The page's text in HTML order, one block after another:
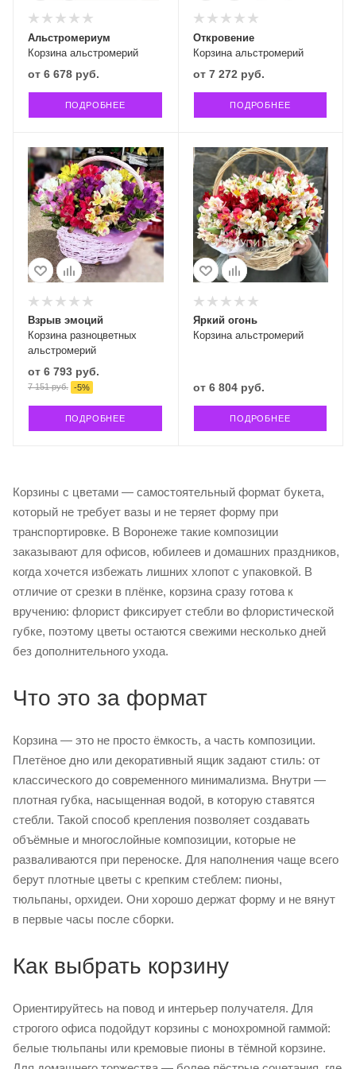
Корзина альстромерий
Альстромериум
от 6 678 руб.
ПОДРОБНЕЕ
Корзина альстромерий
Откровение
от 7 272 руб.
ПОДРОБНЕЕ
Корзина разноцветных
альстромерий
Взрыв эмоций
от 6 793 руб.
7 151 руб. -5%
ПОДРОБНЕЕ
Корзина альстромерий
Яркий огонь
от 6 804 руб.
ПОДРОБНЕЕ
Корзины с цветами — самостоятельный формат букета,
который не требует вазы и не теряет форму при
транспортировке. В Воронеже такие композиции
заказывают для офисов, юбилеев и домашних праздников,
когда хочется избежать лишних хлопот с упаковкой. В
отличие от срезки в плёнке, корзина сразу готова к
вручению: флорист фиксирует стебли во флористической
губке, поэтому цветы остаются свежими несколько дней
без дополнительного ухода.
Что это за формат
Корзина — это не просто ёмкость, а часть композиции.
Плетёное дно или декоративный ящик задают стиль: от
классического до современного минимализма. Внутри —
плотная губка, насыщенная водой, в которую ставятся
стебли. Такой способ крепления позволяет создавать
объёмные и многослойные композиции, которые не
разваливаются при переноске. Для наполнения чаще всего
берут плотные цветы с крепким стеблем: пионы,
тюльпаны, орхидеи. Они хорошо держат форму и не вянут
в первые часы после сборки.
Как выбрать корзину
Ориентируйтесь на повод и интерьер получателя. Для
строгого офиса подойдут корзины с монохромной гаммой:
белые тюльпаны или кремовые пионы в тёмной корзине.